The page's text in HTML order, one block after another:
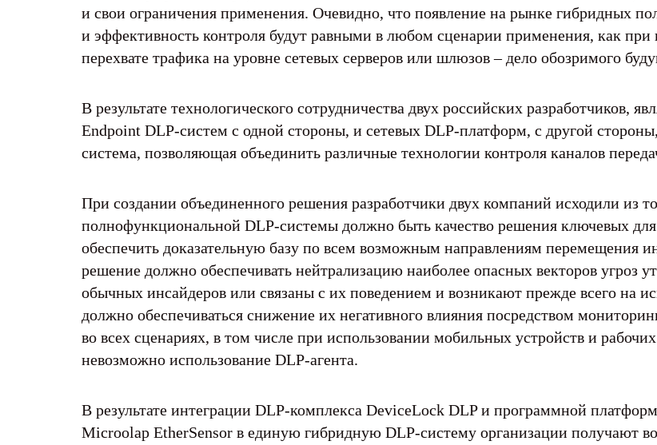
и свои ограничения применения. Очевидно, что появление на рынке гибридных
и эффективность контроля будут равными в любом сценарии применения, как при
перехвате трафика на уровне сетевых серверов или шлюзов – дело обозримого
В результате технологического сотрудничества двух российских разработчиков,
Endpoint DLP-систем с одной стороны, и сетевых DLP-платформ, с другой
система, позволяющая объединить различные технологии контроля каналов
При создании объединенного решения разработчики двух компаний исходили из
полнофункциональной DLP-системы должно быть качество решения ключевых для
обеспечить доказательную базу по всем возможным направлениям перемещения
решение должно обеспечивать нейтрализацию наиболее опасных векторов угроз
обычных инсайдеров или связаны с их поведением и возникают прежде всего на
должно обеспечиваться снижение их негативного влияния посредством
во всех сценариях, в том числе при использовании мобильных устройств и
невозможно использование DLP-агента.
В результате интеграции DLP-комплекса DeviceLock DLP и программной
Microolap EtherSensor в единую гибридную DLP-систему организации получают